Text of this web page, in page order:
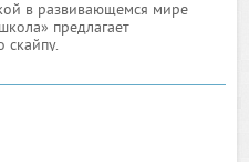
в развивающемся мире
предлагает
скайпу.